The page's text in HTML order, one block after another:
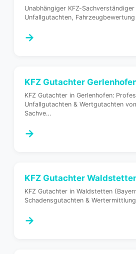
Unabhängiger KFZ-
Unfallgutachten,
→
KFZ Gutachter
KFZ Gutachter in Gerlenhofen:
Unfallgutachten & Wertgutachten
Sachve…
→
KFZ Gutachter
KFZ Gutachter in Waldstetten
Schadensgutachten &
→